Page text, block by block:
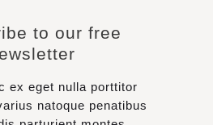
to our free
ex eget nulla porttitor
natoque penatibus